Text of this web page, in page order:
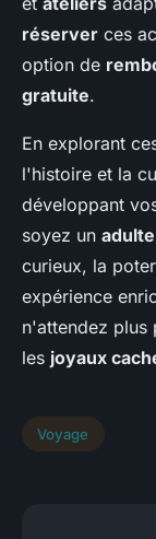
réserver ces
option de
gratuite.
En explorant
l'histoire et la
développant
soyez un adulte
curieux, la
expérience
n'attendez plus
les joyaux
Voyage